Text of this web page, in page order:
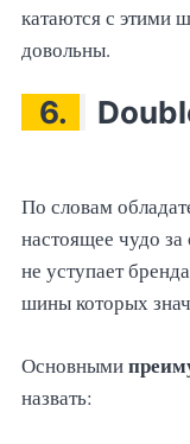
катаются с этими
довольны.
6.
По словам
настоящее чудо
не уступает
шины которых
Основными
назвать: